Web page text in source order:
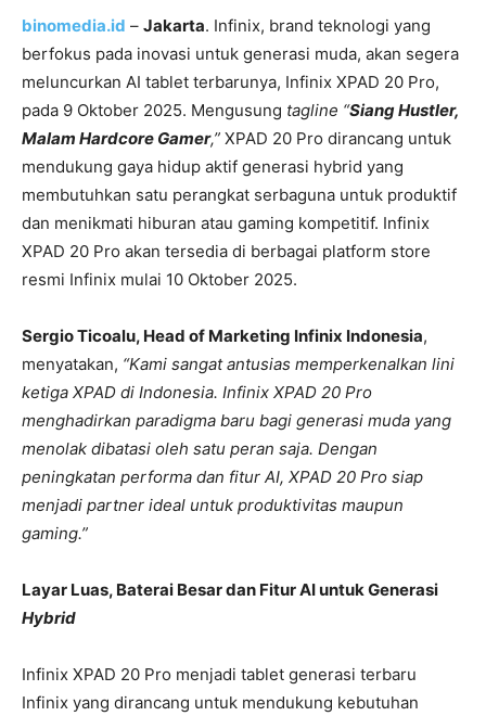
binomedia.id – Jakarta. Infinix, brand teknologi yang
berfokus pada inovasi untuk generasi muda, akan segera
meluncurkan AI tablet terbarunya, Infinix XPAD 20 Pro,
pada 9 Oktober 2025. Mengusung tagline “Siang Hustler,
Malam Hardcore Gamer,” XPAD 20 Pro dirancang untuk
mendukung gaya hidup aktif generasi hybrid yang
membutuhkan satu perangkat serbaguna untuk produktif
dan menikmati hiburan atau gaming kompetitif. Infinix
XPAD 20 Pro akan tersedia di berbagai platform store
resmi Infinix mulai 10 Oktober 2025.
Sergio Ticoalu, Head of Marketing Infinix Indonesia,
menyatakan, “Kami sangat antusias memperkenalkan lini
ketiga XPAD di Indonesia. Infinix XPAD 20 Pro
menghadirkan paradigma baru bagi generasi muda yang
menolak dibatasi oleh satu peran saja. Dengan
peningkatan performa dan fitur AI, XPAD 20 Pro siap
menjadi partner ideal untuk produktivitas maupun
gaming.”
Layar Luas, Baterai Besar dan Fitur AI untuk Generasi
Hybrid
Infinix XPAD 20 Pro menjadi tablet generasi terbaru
Infinix yang dirancang untuk mendukung kebutuhan